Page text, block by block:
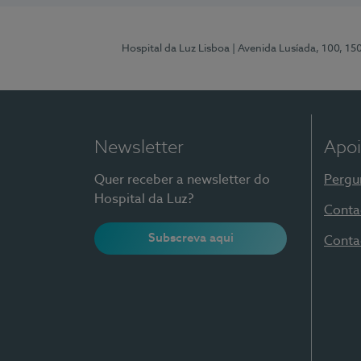
Hospital da Luz Lisboa | Avenida Lusíada, 100,
Newsletter
Quer receber a newsletter do
Hospital da Luz?
Subscreva aqui